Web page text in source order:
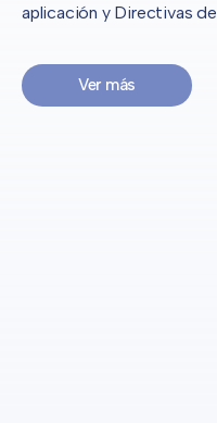
aplicación y Directivas
Ver más